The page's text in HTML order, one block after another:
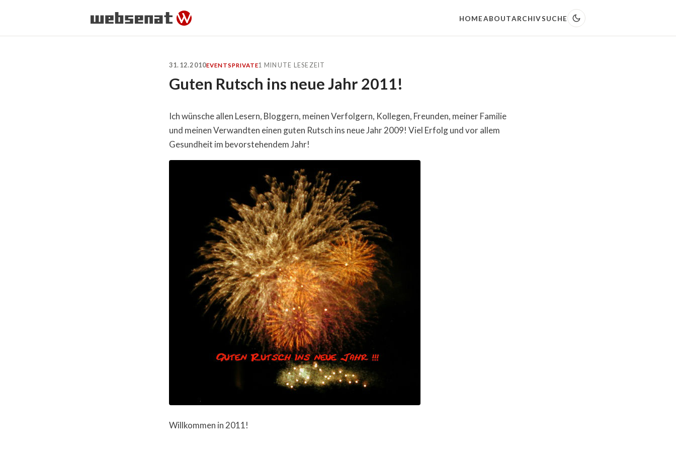
HOMEABOUTARCHIVSUCHE
31.12.2010EVENTSPRIVATE1 MINUTE LESEZEIT
Guten Rutsch ins neue Jahr 2011!
Ich wünsche allen Lesern, Bloggern, meinen Verfolgern, Kollegen, Freunden, meiner Familie
und meinen Verwandten einen guten Rutsch ins neue Jahr 2009! Viel Erfolg und vor allem
Gesundheit im bevorstehendem Jahr!
Willkommen in 2011!